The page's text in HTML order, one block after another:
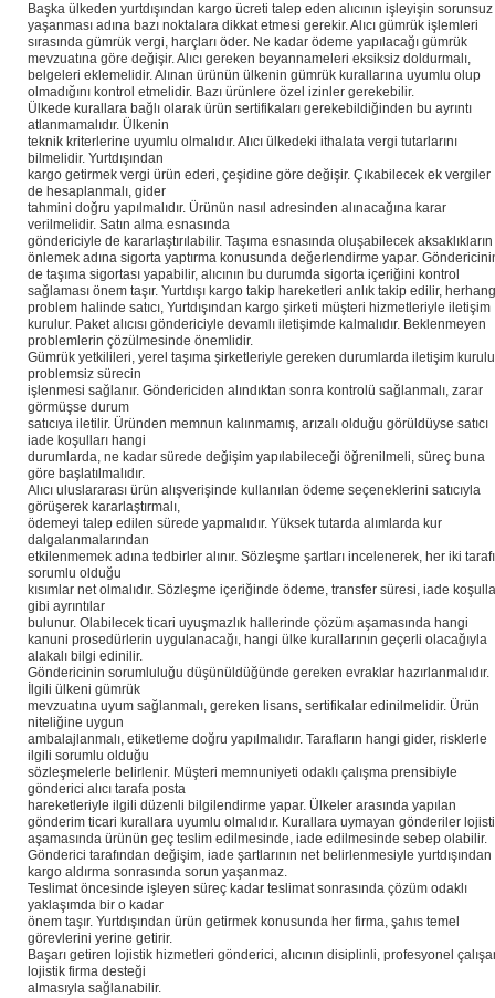
Başka ülkeden yurtdışından kargo ücreti talep eden alıcının işleyişin sorunsuz
yaşanması adına bazı noktalara dikkat etmesi gerekir. Alıcı gümrük işlemleri
sırasında gümrük vergi, harçları öder. Ne kadar ödeme yapılacağı gümrük
mevzuatına göre değişir. Alıcı gereken beyannameleri eksiksiz doldurmalı,
belgeleri eklemelidir. Alınan ürünün ülkenin gümrük kurallarına uyumlu olup
olmadığını kontrol etmelidir. Bazı ürünlere özel izinler gerekebilir.
Ülkede kurallara bağlı olarak ürün sertifikaları gerekebildiğinden bu ayrıntı
atlanmamalıdır. Ülkenin
teknik kriterlerine uyumlu olmalıdır. Alıcı ülkedeki ithalata vergi tutarlarını
bilmelidir. Yurtdışından
kargo getirmek vergi ürün ederi, çeşidine göre değişir. Çıkabilecek ek vergiler
de hesaplanmalı, gider
tahmini doğru yapılmalıdır. Ürünün nasıl adresinden alınacağına karar
verilmelidir. Satın alma esnasında
göndericiyle de kararlaştırılabilir. Taşıma esnasında oluşabilecek aksaklıkların
önlemek adına sigorta yaptırma konusunda değerlendirme yapar.
de taşıma sigortası yapabilir, alıcının bu durumda sigorta içeriğini kontrol
sağlaması önem taşır. Yurtdışı kargo takip hareketleri anlık takip edilir,
problem halinde satıcı, Yurtdışından kargo şirketi müşteri hizmetleriyle iletişim
kurulur. Paket alıcısı göndericiyle devamlı iletişimde kalmalıdır. Beklenmeyen
problemlerin çözülmesinde önemlidir.
Gümrük yetkilileri, yerel taşıma şirketleriyle gereken durumlarda iletişim
problemsiz sürecin
işlenmesi sağlanır. Göndericiden alındıktan sonra kontrolü sağlanmalı, zarar
görmüşse durum
satıcıya iletilir. Üründen memnun kalınmamış, arızalı olduğu görüldüyse satıcı
iade koşulları hangi
durumlarda, ne kadar sürede değişim yapılabileceği öğrenilmeli, süreç buna
göre başlatılmalıdır.
Alıcı uluslararası ürün alışverişinde kullanılan ödeme seçeneklerini satıcıyla
görüşerek kararlaştırmalı,
ödemeyi talep edilen sürede yapmalıdır. Yüksek tutarda alımlarda kur
dalgalanmalarından
etkilenmemek adına tedbirler alınır. Sözleşme şartları incelenerek, her iki
sorumlu olduğu
kısımlar net olmalıdır. Sözleşme içeriğinde ödeme, transfer süresi, iade
gibi ayrıntılar
bulunur. Olabilecek ticari uyuşmazlık hallerinde çözüm aşamasında hangi
kanuni prosedürlerin uygulanacağı, hangi ülke kurallarının geçerli olacağıyla
alakalı bilgi edinilir.
Göndericinin sorumluluğu düşünüldüğünde gereken evraklar hazırlanmalıdır.
İlgili ülkeni gümrük
mevzuatına uyum sağlanmalı, gereken lisans, sertifikalar edinilmelidir. Ürün
niteliğine uygun
ambalajlanmalı, etiketleme doğru yapılmalıdır. Tarafların hangi gider, risklerle
ilgili sorumlu olduğu
sözleşmelerle belirlenir. Müşteri memnuniyeti odaklı çalışma prensibiyle
gönderici alıcı tarafa posta
hareketleriyle ilgili düzenli bilgilendirme yapar. Ülkeler arasında yapılan
gönderim ticari kurallara uyumlu olmalıdır. Kurallara uymayan gönderiler
aşamasında ürünün geç teslim edilmesinde, iade edilmesinde sebep olabilir.
Gönderici tarafından değişim, iade şartlarının net belirlenmesiyle yurtdışından
kargo aldırma sonrasında sorun yaşanmaz.
Teslimat öncesinde işleyen süreç kadar teslimat sonrasında çözüm odaklı
yaklaşımda bir o kadar
önem taşır. Yurtdışından ürün getirmek konusunda her firma, şahıs temel
görevlerini yerine getirir.
Başarı getiren lojistik hizmetleri gönderici, alıcının disiplinli, profesyonel
lojistik firma desteği
almasıyla sağlanabilir.